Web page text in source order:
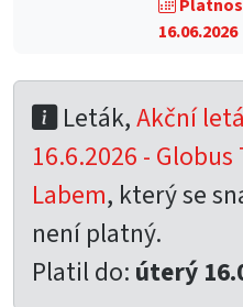
16.06.2026
Leták,Akční
16.6.2026 -
Labem, který se
není platný.
Platil do: úterý